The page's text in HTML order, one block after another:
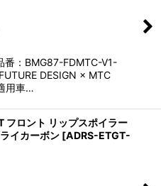
：BMG87-FDMTC-V1-
DESIGN × MTC
用車…
フロント リップスポイラー
イカーボン [ADRS-ETGT-